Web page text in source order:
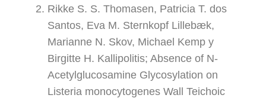
Rikke S. S. Thomasen, Patricia T. dos
Santos, Eva M. Sternkopf Lillebæk,
Marianne N. Skov, Michael Kemp y
Birgitte H. Kallipolitis; Absence of N-
Acetylglucosamine Glycosylation on
Listeria monocytogenes Wall Teichoic